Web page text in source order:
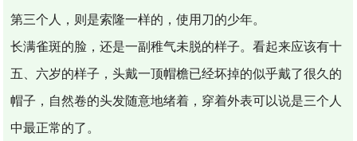
第三个人，则是索隆一样的，使用刀的少年。
长满雀斑的脸，还是一副稚气未脱的样子。看起来应该有十
五、六岁的样子，头戴一顶帽檐已经坏掉的似乎戴了很久的
帽子，自然卷的头发随意地绪着，穿着外表可以说是三个人
中最正常的了。